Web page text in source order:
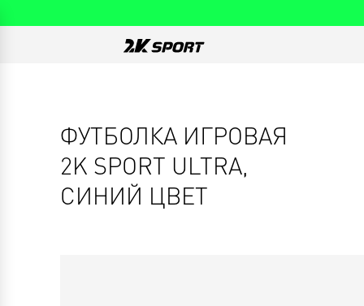
ФУТБОЛКА ИГРОВАЯ
2K SPORT ULTRA,
СИНИЙ ЦВЕТ